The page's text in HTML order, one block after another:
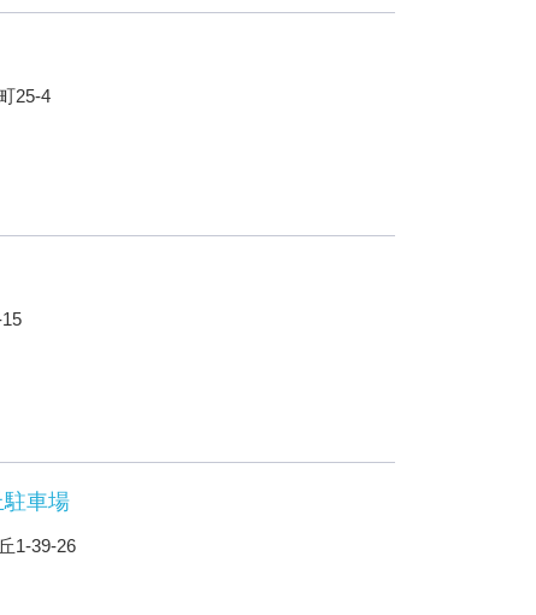
25-4
駐車場
1-39-26